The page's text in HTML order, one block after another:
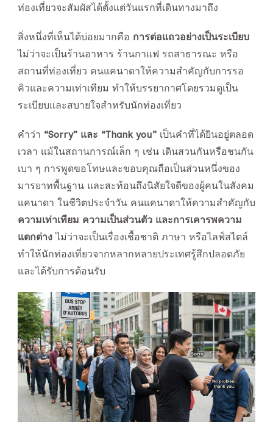
ท่องเที่ยวจะสัมผัสได้ตั้งแต่วันแรกที่เดินทางมาถึง
สิ่งหนึ่งที่เห็นได้บ่อยมากคือ การต่อแถวอย่างเป็นระเบียบ
ไม่ว่าจะเป็นร้านอาหาร ร้านกาแฟ รถสาธารณะ หรือ
สถานที่ท่องเที่ยว คนแคนาดาให้ความสำคัญกับการรอ
คิวและความเท่าเทียม ทำให้บรรยากาศโดยรวมดูเป็น
ระเบียบและสบายใจสำหรับนักท่องเที่ยว
คำว่า “Sorry” และ “Thank you” เป็นคำที่ได้ยินอยู่ตลอด
เวลา แม้ในสถานการณ์เล็ก ๆ เช่น เดินสวนกันหรือชนกัน
เบา ๆ การพูดขอโทษและขอบคุณถือเป็นส่วนหนึ่งของ
มารยาทพื้นฐาน และสะท้อนถึงนิสัยใจดีของผู้คนในสังคม
แคนาดา ในชีวิตประจำวัน คนแคนาดาให้ความสำคัญกับ
ความเท่าเทียม ความเป็นส่วนตัว และการเคารพความ
แตกต่าง ไม่ว่าจะเป็นเรื่องเชื้อชาติ ภาษา หรือไลฟ์สไตล์
ทำให้นักท่องเที่ยวจากหลากหลายประเทศรู้สึกปลอดภัย
และได้รับการต้อนรับ